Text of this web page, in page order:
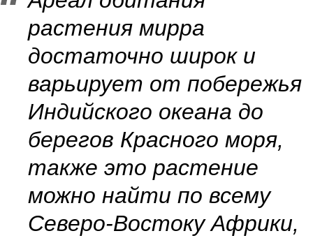
растения мирра
достаточно широк и
варьирует от побережья
Индийского океана до
берегов Красного моря,
также это растение
можно найти по всему
Северо-Востоку Африки,